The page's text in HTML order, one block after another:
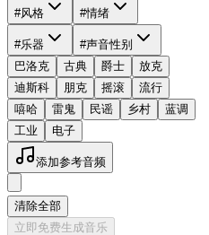
#风格 #情绪
#乐器
#声音性别
巴洛克
古典 爵士
放克
迪斯科
朋克 摇滚
流行
嘻哈
雷鬼 民谣 乡村
蓝调
工业
电子
添加参考音频
清除全部
立即免费生成音乐